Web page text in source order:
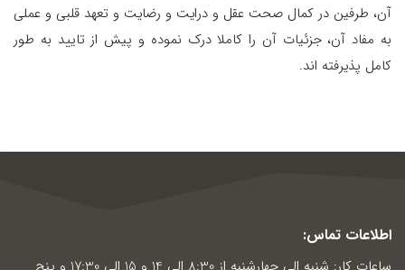
آن، طرفین در کمال صحت عقل و درایت و رضایت و تعهد قلبی و عملی
به مفاد آن، جزئیات آن را کاملا درک نموده و پیش از تایید به طور
کامل پذیرفته اند.
اطلاعات تماس: